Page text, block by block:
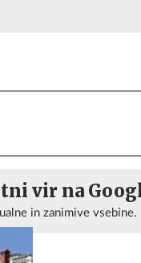
vir na
in zanimive vsebine.